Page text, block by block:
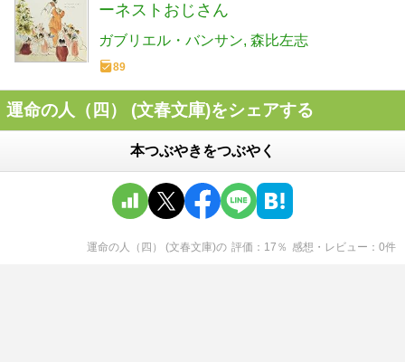
ーネストおじさん
ガブリエル・バンサン 森比左志
89
運命の人（四） (文春文庫)をシェアする
本つぶやきをつぶやく
運命の人（四） (文春文庫)の 評価 17 ％ 感想・レビュー 0件